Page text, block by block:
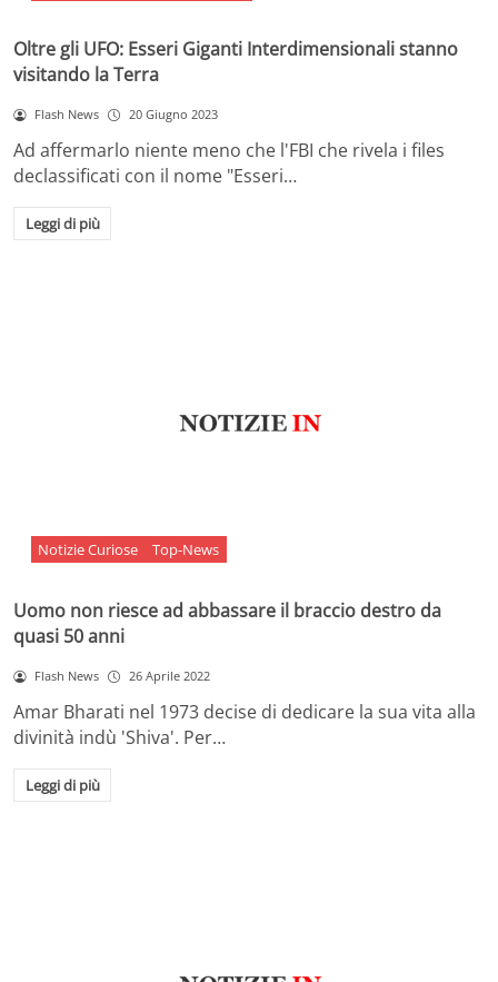
Oltre gli UFO: Esseri Giganti Interdimensionali stanno
visitando la Terra
Flash News 20 Giugno 2023
Ad affermarlo niente meno che l'FBI che rivela i files
declassificati con il nome "Esseri…
Leggi di più
Notizie Curiose Top-News
Uomo non riesce ad abbassare il braccio destro da
quasi 50 anni
Flash News 26 Aprile 2022
Amar Bharati nel 1973 decise di dedicare la sua vita alla
divinità indù 'Shiva'. Per…
Leggi di più